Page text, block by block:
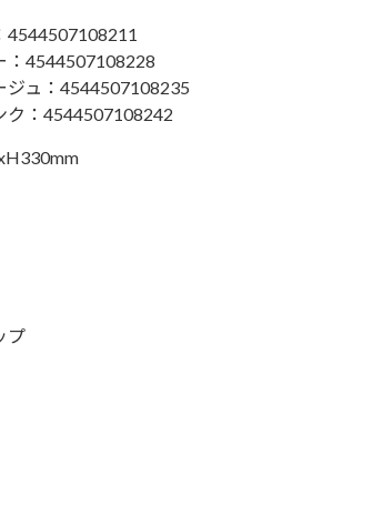
4544507108211
：4544507108228
ジュ：4544507108235
ク：4544507108242
プ